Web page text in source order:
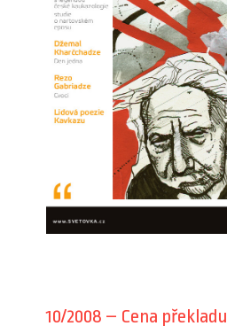
10/2008 – Cena překladu